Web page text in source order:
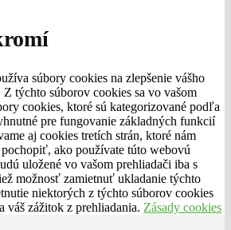
súbory cookies na zlepšenie vášho
týchto súborov cookies sa vo vašom
cookies, ktoré sú kategorizované podľa
pre fungovanie základných funkcií
aj cookies tretích strán, ktoré nám
ako používate túto webovú
uložené vo vašom prehliadači iba s
možnosť zamietnuť ukladanie týchto
niektorých z týchto súborov cookies
váš zážitok z prehliadania. Zásady cookies